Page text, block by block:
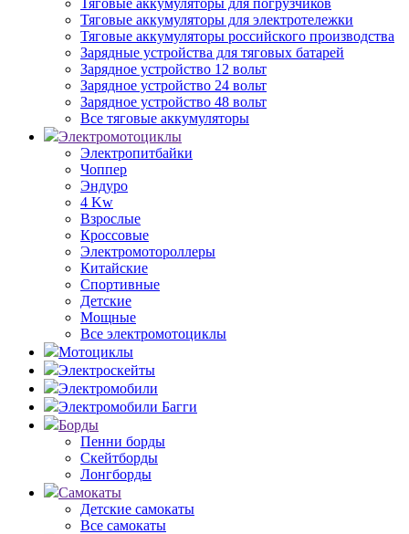
Тяговые аккумуляторы для погрузчиков
Тяговые аккумуляторы для электротележки
Тяговые аккумуляторы российского производства
Зарядные устройства для тяговых батарей
Зарядное устройство 12 вольт
Зарядное устройство 24 вольт
Зарядное устройство 48 вольт
Все тяговые аккумуляторы
Электромотоциклы
Электропитбайки
Чоппер
Эндуро
4 Kw
Взрослые
Кроссовые
Электромотороллеры
Китайские
Спортивные
Детские
Мощные
Все электромотоциклы
Мотоциклы
Электроскейты
Электромобили
Электромобили Багги
Борды
Пенни борды
Скейтборды
Лонгборды
Самокаты
Детские самокаты
Все самокаты